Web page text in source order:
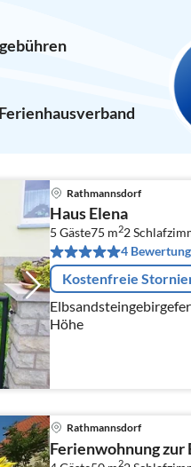
Rathmannsdorf
Haus Elena
5 Gäste75 m22
4
Kostenfreie
Höhe
Rathmannsdorf
Ferienwohnung zur
2